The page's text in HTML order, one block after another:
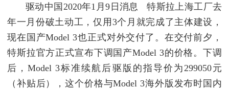
驱动中国2020年1月9日消息 特斯拉上海工厂去
年一月份破土动工，仅用3个月就完成了主体建设，
现在国产Model 3也正式对外交付了。在交付前夕，
特斯拉官方正式宣布下调国产Model 3的价格。下调
后，Model 3标准续航后驱版的指导价为299050元
（补贴后），这个价格与Model 3海外版发布时国内